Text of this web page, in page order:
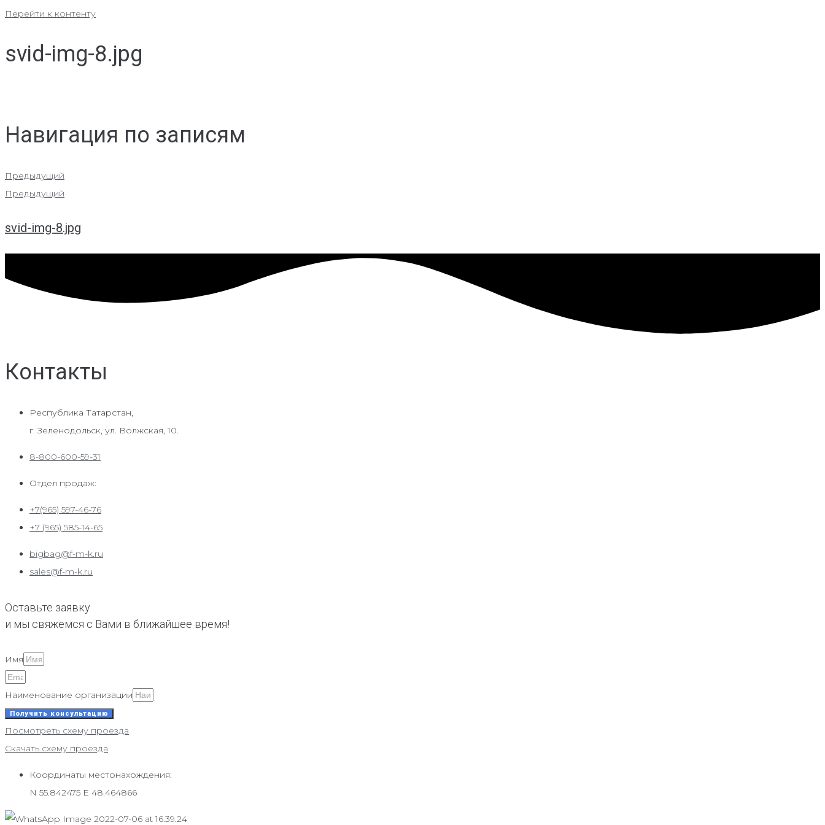
Перейти к контенту
svid-img-8.jpg
Навигация по записям
Предыдущий
Предыдущий
svid-img-8.jpg
Контакты
Республика Татарстан,
г. Зеленодольск, ул. Волжская, 10.
8-800-600-59-31
Отдел продаж:
+7(965) 597-46-76
+7 (965) 585-14-65
bigbag@f-m-k.ru
sales@f-m-k.ru
Оставьте заявку
и мы свяжемся с Вами в ближайшее время!
Имя
Наименование организации
Получить консультацию
Посмотреть схему проезда
Скачать схему проезда
Координаты местонахождения:
N 55.842475 E 48.464866